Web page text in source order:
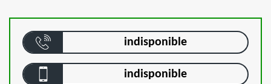
indisponible
indisponible